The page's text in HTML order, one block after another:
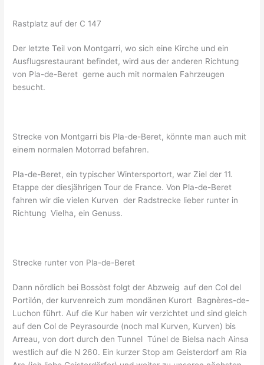
Rastplatz auf der C 147
Der letzte Teil von Montgarri, wo sich eine Kirche und ein
Ausflugsrestaurant befindet, wird aus der anderen Richtung
von Pla-de-Beret gerne auch mit normalen Fahrzeugen
besucht.
Strecke von Montgarri bis Pla-de-Beret, könnte man auch mit
einem normalen Motorrad befahren.
Pla-de-Beret, ein typischer Wintersportort, war Ziel der 11.
Etappe der diesjährigen Tour de France. Von Pla-de-Beret
fahren wir die vielen Kurven der Radstrecke lieber runter in
Richtung Vielha, ein Genuss.
Strecke runter von Pla-de-Beret
Dann nördlich bei Bossòst folgt der Abzweig auf den Col del
Portilón, der kurvenreich zum mondänen Kurort Bagnères-de-
Luchon führt. Auf die Kur haben wir verzichtet und sind gleich
auf den Col de Peyrasourde (noch mal Kurven, Kurven) bis
Arreau, von dort durch den Tunnel Túnel de Bielsa nach Ainsa
westlich auf die N 260. Ein kurzer Stop am Geisterdorf am Ria